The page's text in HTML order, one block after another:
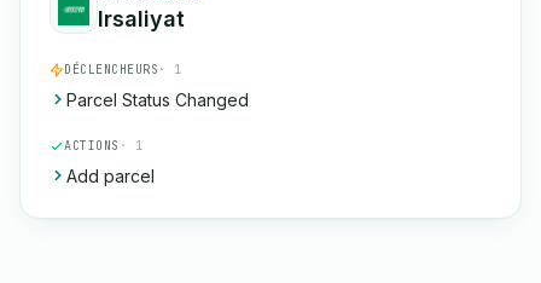
Irsaliyat
DÉCLENCHEURS · 1
Parcel Status Changed
ACTIONS · 1
Add parcel